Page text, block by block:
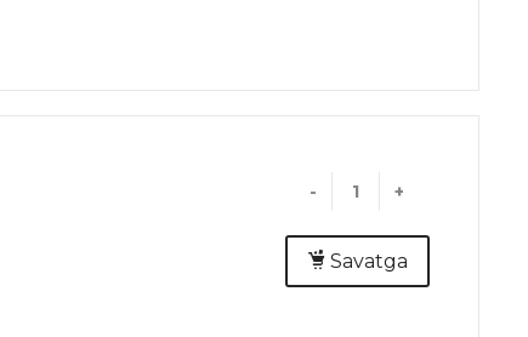
- +
Savatga